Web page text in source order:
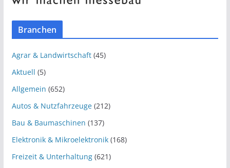
Branchen
Agrar & Landwirtschaft(45)
Aktuell (5)
Allgemein (652)
Autos & Nutzfahrzeuge(212)
Bau & Baumaschinen (137)
Elektronik & Mikroelektronik(168)
Freizeit & Unterhaltung(621)